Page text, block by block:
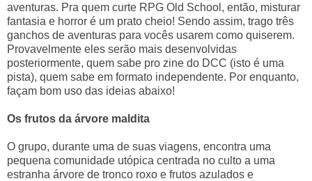
aventuras. Pra quem curte RPG Old School, então, misturar
fantasia e horror é um prato cheio! Sendo assim, trago três
ganchos de aventuras para vocês usarem como quiserem.
Provavelmente eles serão mais desenvolvidas
posteriormente, quem sabe pro zine do DCC (isto é uma
pista), quem sabe em formato independente. Por enquanto,
façam bom uso das ideias abaixo!
Os frutos da árvore maldita
O grupo, durante uma de suas viagens, encontra uma
pequena comunidade utópica centrada no culto a uma
estranha árvore de tronco roxo e frutos azulados e